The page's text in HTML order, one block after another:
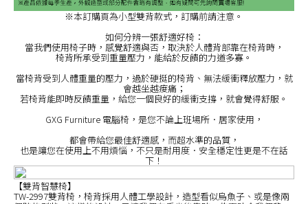
※本訂購頁為小型雙背款式，訂購前請注意。
如何分辨一張舒適好椅：
當我們使用椅子時，感覺舒適與否，取決於人體背部靠在椅背時，
椅背所承受到重量壓力，能給於反饋的力道多寡。
當椅背受到人體重量的壓力，過於硬挺的椅背、無法緩衝釋放壓力，就
會越坐越痠痛；
若椅背能即時反饋重量，給您一個良好的緩衝支撐，就會覺得舒服。
GXG Furniture 電腦椅，是您不論上班場所．居家使用，
都會帶給您最佳舒適感，而超水準的品質，
也是讓您在使用上不用煩惱，不只是耐用度．安全穩定性更是不在話
下！
【雙背智慧椅】
TW-2997雙背椅，椅背採用人體工學設計，造型看似烏魚子、或是像兩